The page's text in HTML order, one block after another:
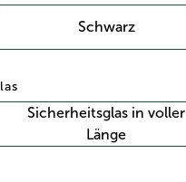
Schwarz
Sicherheitsglas in voller
Länge